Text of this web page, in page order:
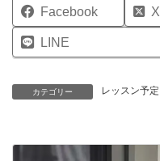
Facebook X
LINE
カテゴリー レッスン予定